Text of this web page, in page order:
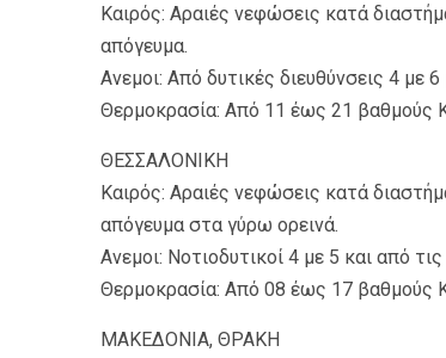
Καιρός: Αραιές νεφώσεις κατά
απόγευμα.
Ανεμοι: Από δυτικές διευθύνσεις 4 με
Θερμοκρασία: Από 11 έως 21 βαθμούς
ΘΕΣΣΑΛΟΝΙΚΗ
Καιρός: Αραιές νεφώσεις κατά
απόγευμα στα γύρω ορεινά.
Ανεμοι: Νοτιοδυτικοί 4 με 5 και από
Θερμοκρασία: Από 08 έως 17 βαθμούς
ΜΑΚΕΔΟΝΙΑ, ΘΡΑΚΗ